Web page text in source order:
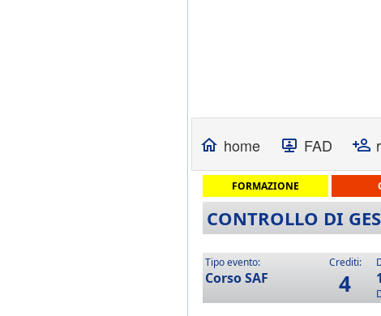
home FAD
FORMAZIONE
CONTROLLO DI
Tipo evento:
Corso SAF
Crediti:
4